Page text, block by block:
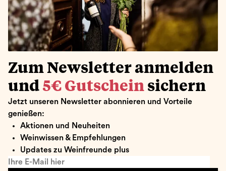
Zum Newsletter anmelden
und 5€ Gutschein sichern
Jetzt unseren Newsletter abonnieren und Vorteile
genießen:
Aktionen und Neuheiten
Weinwissen & Empfehlungen
Updates zu Weinfreunde plus
Ihre E-Mail hier